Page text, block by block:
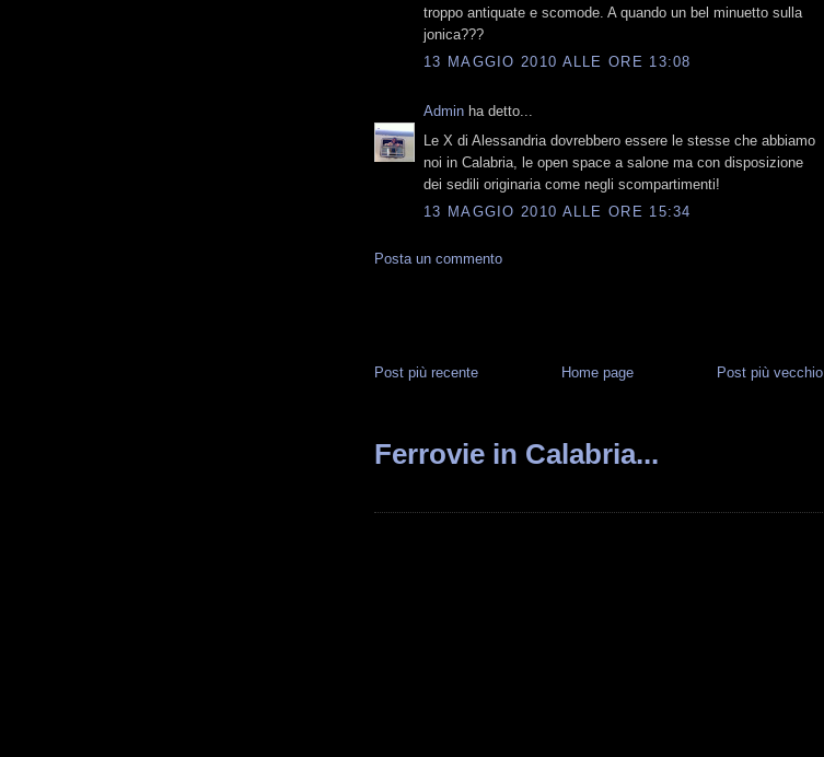
troppo antiquate e scomode. A quando un bel minuetto sulla
jonica???
13 MAGGIO 2010 ALLE ORE 13:08
Admin ha detto...
Le X di Alessandria dovrebbero essere le stesse che abbiamo
noi in Calabria, le open space a salone ma con disposizione
dei sedili originaria come negli scompartimenti!
13 MAGGIO 2010 ALLE ORE 15:34
Posta un commento
Post più recente Post più vecchio
Home page
Ferrovie in Calabria...